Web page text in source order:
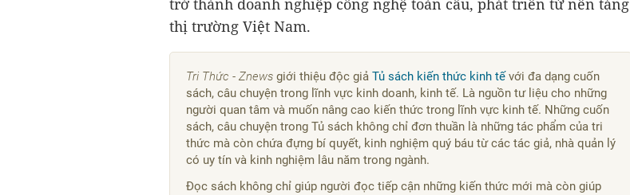
trở thành doanh nghiệp công nghệ toàn cầu, phát triển từ nền tảng
thị trường Việt Nam.
Tri Thức - Znews giới thiệu độc giả Tủ sách kiến thức kinh tếvới đa dạng cuốn
sách, câu chuyện trong lĩnh vực kinh doanh, kinh tế. Là nguồn tư liệu cho những
người quan tâm và muốn nâng cao kiến thức trong lĩnh vực kinh tế. Những cuốn
sách, câu chuyện trong Tủ sách không chỉ đơn thuần là những tác phẩm của tri
thức mà còn chứa đựng bí quyết, kinh nghiệm quý báu từ các tác giả, nhà quản lý
có uy tín và kinh nghiệm lâu năm trong ngành.
Đọc sách không chỉ giúp người đọc tiếp cận những kiến thức mới mà còn giúp